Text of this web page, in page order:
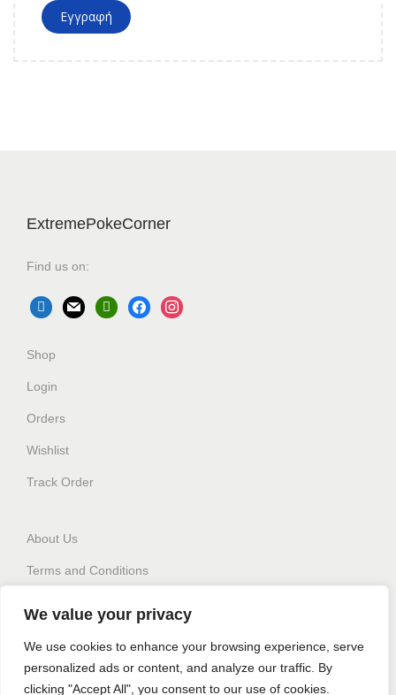
We value your privacy
We use cookies to enhance your browsing experience, serve
personalized ads or content, and analyze our traffic. By
clicking "Accept All", you consent to our use of cookies.
Εγγραφή
ExtremePokeCorner
Find us on:
Shop
Login
Orders
Wishlist
Track Order
About Us
Terms and Conditions
Switch Language